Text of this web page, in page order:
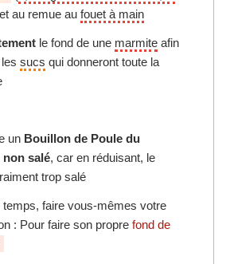
au remue au fouet à main
le fond de une marmite afin
sucs qui donneront toute la
un Bouillon de Poule du
non salé, car en réduisant, le
trop salé
faire vous-mêmes votre
: Pour faire son propre fond de